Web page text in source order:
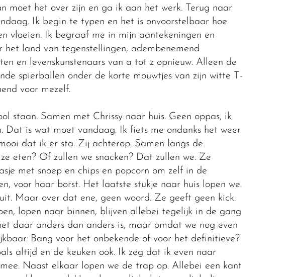
moet het over zijn en ga ik aan het werk. Terug naar
Ik begin te typen en het is onvoorstelbaar hoe
vloeien. Ik begraaf me in mijn aantekeningen en
het land van tegenstellingen, adembenemend
en levenskunstenaars van a tot z opnieuw. Alleen de
spierballen onder de korte mouwtjes van zijn witte T-
voor mezelf.
staan. Samen met Chrissy naar huis. Geen oppas, ik
Dat is wat moet vandaag. Ik fiets me ondanks het weer
dat ik er sta. Zij achterop. Samen langs de
eten? Of zullen we snacken? Dat zullen we. Ze
met snoep en chips en popcorn om zelf in de
voor haar borst. Het laatste stukje naar huis lopen we.
Maar over dat ene, geen woord. Ze geeft geen kick.
lopen naar binnen, blijven allebei tegelijk in de gang
daar anders dan anders is, maar omdat we nog even
Bang voor het onbekende of voor het definitieve?
altijd en de keuken ook. Ik zeg dat ik even naar
Naast elkaar lopen we de trap op. Allebei een kant